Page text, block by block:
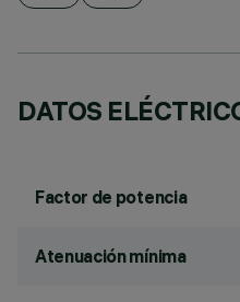
DATOS
Factor de potencia
Atenuación mínima